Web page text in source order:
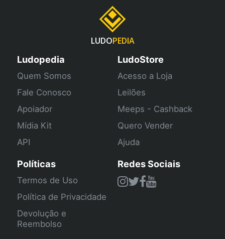
LUDOPEDIA
Ludopedia
Quem Somos
Fale Conosco
Apoiador
Mídia Kit
API
LudoStore
Acesso a Loja
Leilões
Meeps - Cashback
Quero Vender
Ajuda
Políticas
Termos de Uso
Política de Privacidade
Devolução e
Reembolso
Redes Sociais